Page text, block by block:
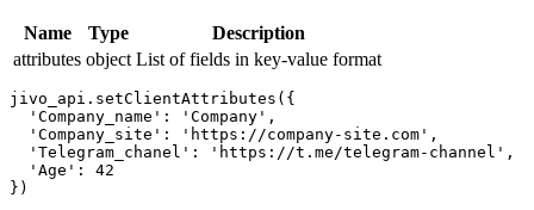
Name Type
Description
attributes object List of fields in key-value format
jivo_api.setClientAttributes({
  'Company_name': 'Company',
  'Company_site': 'https://company-site.com',
  'Telegram_chanel': 'https://t.me/telegram-channel',
  'Age': 42